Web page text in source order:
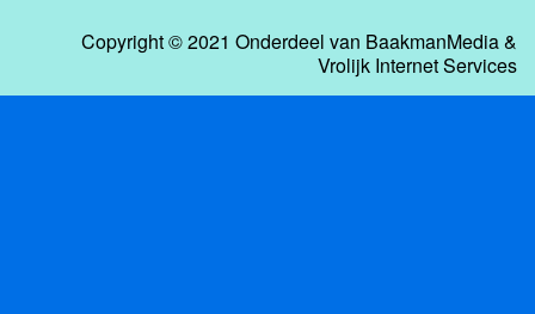
Copyright © 2021 Onderdeel van BaakmanMedia&
Vrolijk Internet Services